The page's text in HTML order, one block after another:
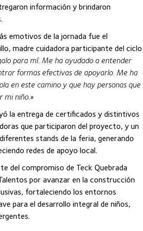
información y brindaron
emotivos de la jornada fue el
madre cuidadora participante del ciclo
para mí. Me ha ayudado a entender
formas efectivas de apoyarlo. Me ha
en este camino y que hay personas que
mi niño.»
la entrega de certificados y distintivos
que participaron del proyecto, y un
stands de la feria, generando
redes de apoyo local.
del compromiso de Teck Quebrada
por avanzar en la construcción
fortaleciendo los entornos
para el desarrollo integral de niños,